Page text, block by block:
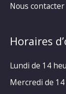
Nous contacter
Horaires
Lundi de 14
Mercredi de